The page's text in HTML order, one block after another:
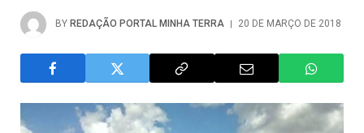
BY REDAÇÃO PORTAL MINHA TERRA 20 DE MARÇO DE 2018